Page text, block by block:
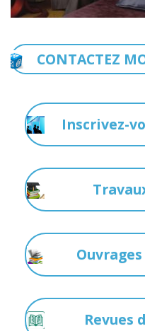
CONTACTEZ
Inscrivez-
Revues